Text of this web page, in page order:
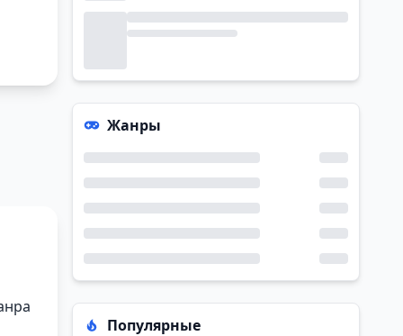
Жанры
Популярные